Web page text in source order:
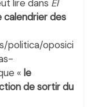
lire dans El
calendrier des
politica/oposici
« le
de sortir du